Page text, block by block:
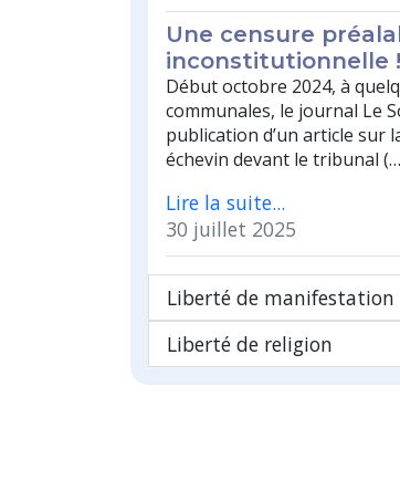
Une censure
inconstitutionnelle !
Début octobre 2024, à
communales, le journal Le
publication d’un article sur
échevin devant le tribunal
Lire la suite...
30 juillet 2025
Liberté de manifestation
Liberté de religion